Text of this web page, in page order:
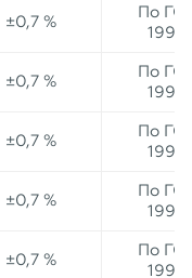
±0,7 %
По
±0,7 %
По
±0,7 %
По
±0,7 %
По
±0,7 %
По